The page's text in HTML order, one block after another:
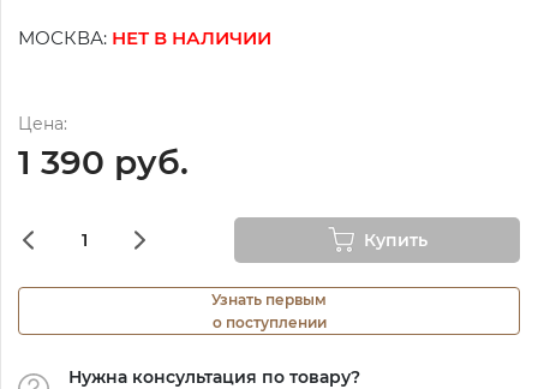
МОСКВА: НЕТ В НАЛИЧИИ
Цена:
1 390 руб.
Купить
Узнать первым
о поступлении
Нужна консультация по товару?